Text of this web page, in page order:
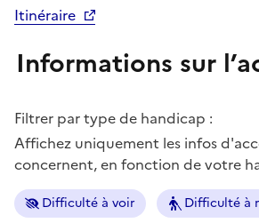
Itinéraire
Informations sur
Filtrer par type de handicap :
Affichez uniquement les infos
concernent, en fonction de votre
Difficulté à voir Difficulté à